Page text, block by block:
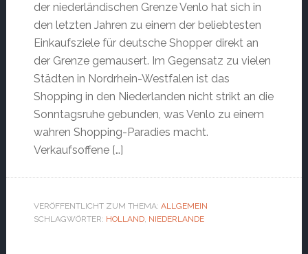
der niederländischen Grenze Venlo hat sich in
den letzten Jahren zu einem der beliebtesten
Einkaufsziele für deutsche Shopper direkt an
der Grenze gemausert. Im Gegensatz zu vielen
Städten in Nordrhein-Westfalen ist das
Shopping in den Niederlanden nicht strikt an die
Sonntagsruhe gebunden, was Venlo zu einem
wahren Shopping-Paradies macht.
Verkaufsoffene […]
VERÖFFENTLICHT ZUM THEMA: ALLGEMEIN
SCHLAGWÖRTER: HOLLAND, NIEDERLANDE